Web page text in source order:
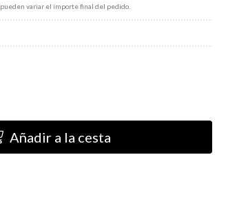
pueden variar el importe final del pedido.
Añadir a la cesta